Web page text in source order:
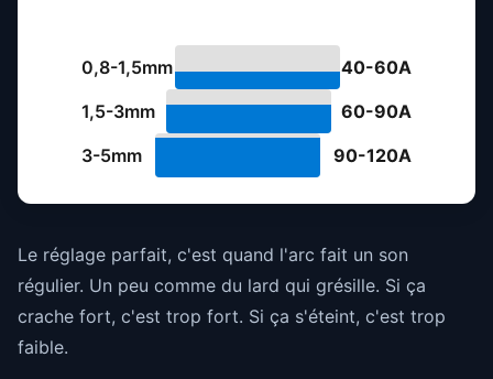
0,8-1,5mm
40-60A
1,5-3mm
60-90A
3-5mm
90-120A
Le réglage parfait, c'est quand l'arc fait un son
régulier. Un peu comme du lard qui grésille. Si ça
crache fort, c'est trop fort. Si ça s'éteint, c'est trop
faible.